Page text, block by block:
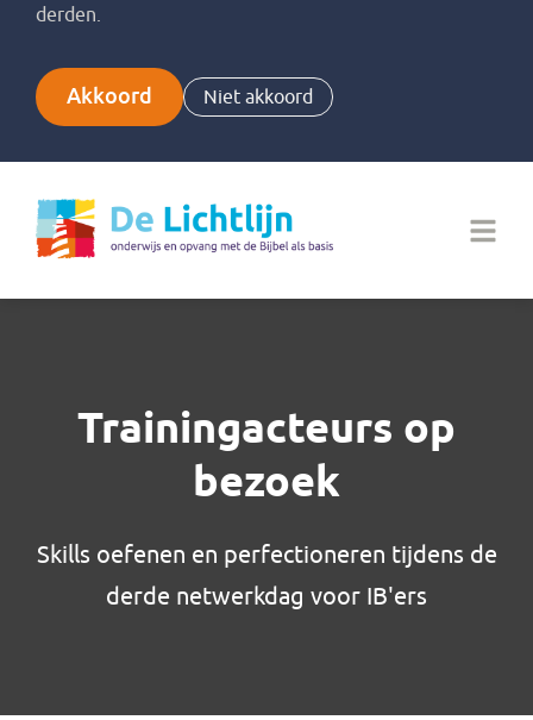
derden.
Akkoord Niet akkoord
Trainingacteurs op
bezoek
Skills oefenen en perfectioneren tijdens de
derde netwerkdag voor IB'ers